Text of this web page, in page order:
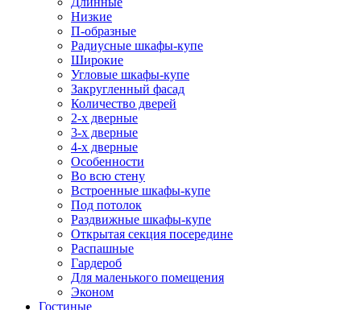
Низкие
П-образные
Радиусные шкафы-купе
Широкие
Угловые шкафы-купе
Закругленный фасад
Количество дверей
2-х дверные
3-х дверные
4-х дверные
Особенности
Во всю стену
Встроенные шкафы-купе
Под потолок
Раздвижные шкафы-купе
Открытая секция посередине
Распашные
Гардероб
Для маленького помещения
Эконом
Гостиные